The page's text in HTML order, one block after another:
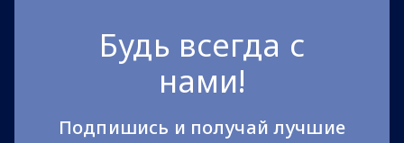
Будь всегда с
нами!
Подпишись и получай лучшие